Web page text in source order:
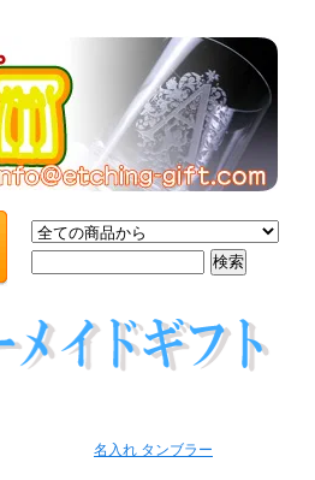
名入れ タンブラー